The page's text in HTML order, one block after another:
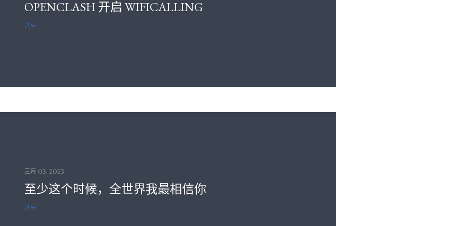
OPENCLASH 开启 WIFICALLING
共享
三月 03, 2023
至少这个时候，全世界我最相信你
共享